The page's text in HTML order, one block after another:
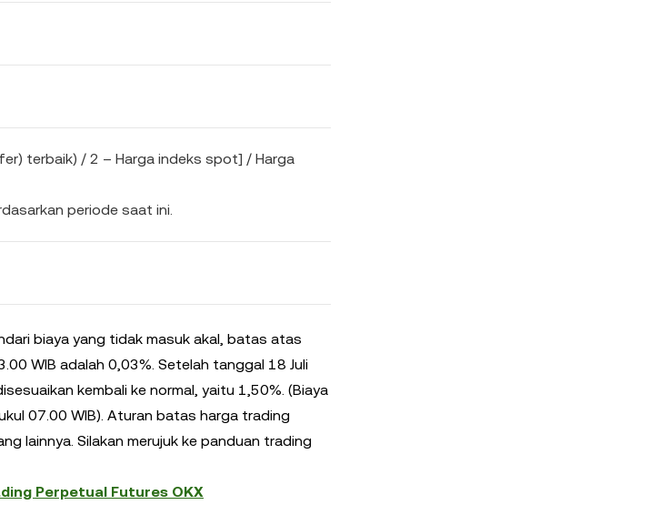
terbaik) / 2 – Harga indeks spot] / Harga
periode saat ini.
biaya yang tidak masuk akal, batas atas
WIB adalah 0,03%. Setelah tanggal 18 Juli
kembali ke normal, yaitu 1,50%. (Biaya
07.00 WIB). Aturan batas harga trading
lainnya. Silakan merujuk ke panduan trading
Perpetual Futures OKX